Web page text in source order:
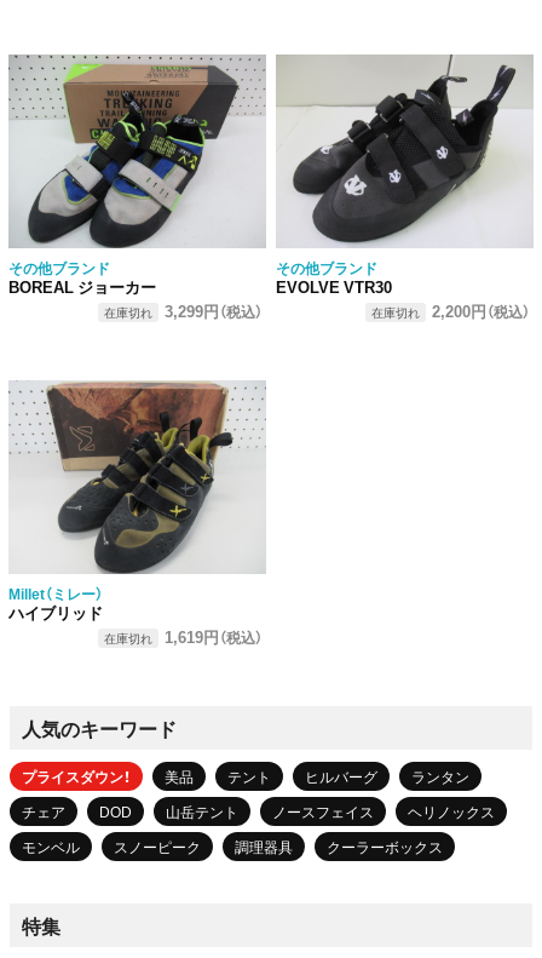
その他ブランド
BOREAL ジョーカー
在庫切れ 3,299円（税込）
その他ブランド
EVOLVE VTR30
在庫切れ 2,200円（税込）
Millet（ミレー）
ハイブリッド
在庫切れ 1,619円（税込）
人気のキーワード
プライスダウン！ 美品 テント ヒルバーグ
ランタン
チェア
DOD 山岳テント ノースフェイス
ヘリノックス
モンベル
スノーピーク 調理器具 クーラーボックス
特集